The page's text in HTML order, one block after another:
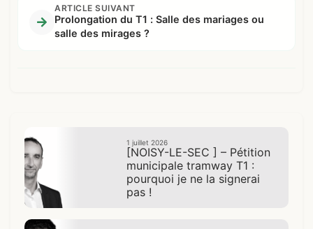
ARTICLE SUIVANT
Prolongation du T1 : Salle des mariages ou
salle des mirages ?
1 juillet 2026
[NOISY-LE-SEC ] – Pétition
municipale tramway T1 :
pourquoi je ne la signerai
pas !